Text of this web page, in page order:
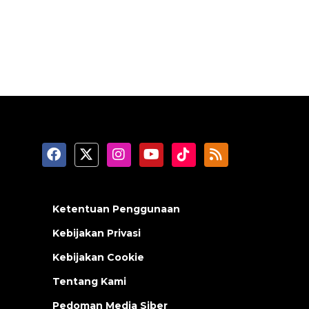
Ketentuan Penggunaan
Kebijakan Privasi
Kebijakan Cookie
Tentang Kami
Pedoman Media Siber